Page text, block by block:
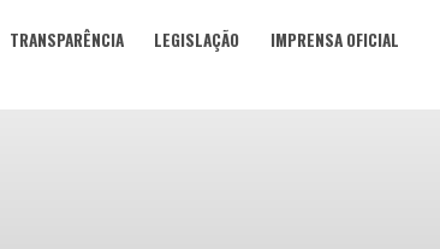
TRANSPARÊNCIA LEGISLAÇÃO IMPRENSA OFICIAL